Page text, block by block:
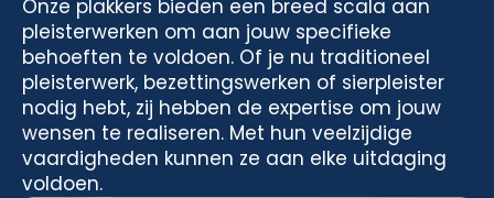
Onze plakkers bieden een breed scala aan
pleisterwerken om aan jouw specifieke
behoeften te voldoen. Of je nu traditioneel
pleisterwerk, bezettingswerken of sierpleister
nodig hebt, zij hebben de expertise om jouw
wensen te realiseren. Met hun veelzijdige
vaardigheden kunnen ze aan elke uitdaging
voldoen.